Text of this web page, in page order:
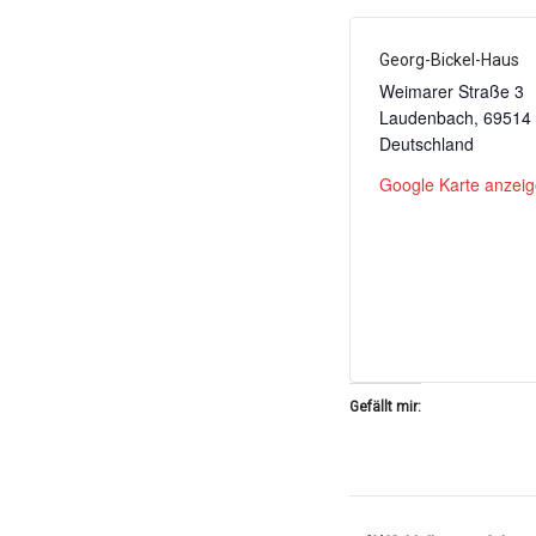
Georg-Bickel-Haus
Weimarer Straße 3
Laudenbach, 69514
Deutschland
Google Karte
Gefällt mir: